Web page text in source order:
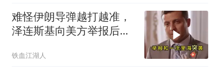
难怪伊朗导弹越打越准，
泽连斯基向美方举报后，
铁血江湖人